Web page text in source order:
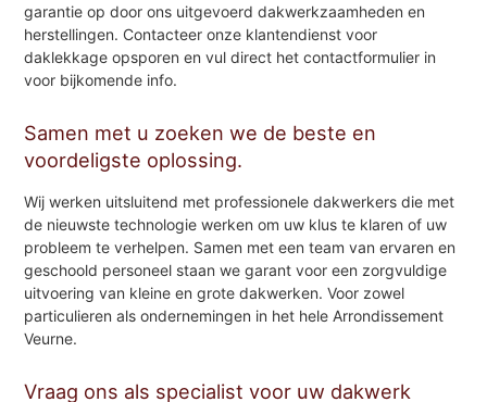
garantie op door ons uitgevoerd dakwerkzaamheden en
herstellingen. Contacteer onze klantendienst voor
daklekkage opsporen en vul direct het contactformulier in
voor bijkomende info.
Samen met u zoeken we de beste en
voordeligste oplossing.
Wij werken uitsluitend met professionele dakwerkers die met
de nieuwste technologie werken om uw klus te klaren of uw
probleem te verhelpen. Samen met een team van ervaren en
geschoold personeel staan we garant voor een zorgvuldige
uitvoering van kleine en grote dakwerken. Voor zowel
particulieren als ondernemingen in het hele Arrondissement
Veurne.
Vraag ons als specialist voor uw dakwerk